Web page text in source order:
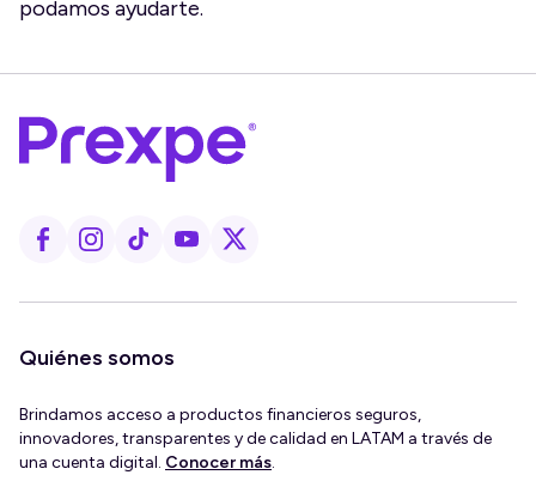
podamos ayudarte.
Quiénes somos
Brindamos acceso a productos financieros seguros,
innovadores, transparentes y de calidad en LATAM a través de
una cuenta digital. Conocer más.